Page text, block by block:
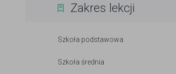
Zakres lekcji
Szkoła podstawowa
Szkoła średnia